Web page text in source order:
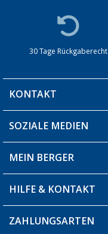
30 Tage Rückgaberecht
KONTAKT
Du hast eine Frage?
Filiale finden
SOZIALE MEDIEN
MEIN BERGER
Blog
Produkttester
HILFE & KONTAKT
Fragen & Antworten / FAQ
ZAHLUNGSARTEN